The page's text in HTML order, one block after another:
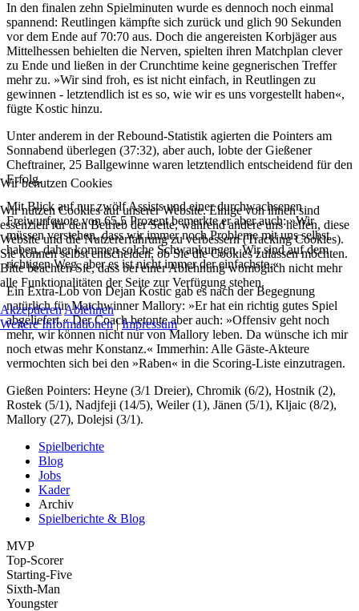
In den finalen zehn Spielminuten wurde es dennoch noch einmal
spannend: Reutlingen kämpfte sich zurück und glich 90 Sekunden
vor dem Ende auf 70:70 aus. Doch die angereisten Korbjäger aus
Mittelhessen behielten die Nerven, spielten ihren Matchplan clever
zu Ende und ließen in der Crunchtime keine gegnerischen Treffer
mehr zu. »Wir sind froh, es ist nicht einfach, in Reutlingen zu
gewinnen - letztendlich ist es so, wie wir es uns vorgestellt haben«,
fügte Kostic hinzu.
Unter anderem in der Rebound-Statistik agierten die Pointers am
Sonnabend überlegen (37:32), aber auch, lobte der Gießener
Cheftrainer, 25 Ballgewinne waren letztendlich entscheidend für den
Erfolg.
Mit Blick auf nur zwölf Assists und einer durchwachsenen
Freiwurfquote von 65,5 Prozent bemerkte er aber auch: »Wir
müssen verstehen, dass wir immer noch Probleme mit uns selbst
haben, daher kommen solche Schwankungen. Wir sind auf dem
richtigen Weg, aber es ist nicht immer der einfachste.«
Ein Extra-Lob von Dejan Kostic gab es nach der Begegnung
natürlich für Matchwinner Mallory: »Er hat ein richtig gutes Spiel
abgeliefert.« Der Coach betonte aber auch: »Offensiv geht noch
mehr, wir können nicht nur von Mallory leben. Da wünsche ich mir
noch etwas mehr Konstanz.« Immerhin: Alle Gäste-Akteure
vermochten sich bei den »Raben« in die Scoring-Liste einzutragen.
Gießen Pointers: Heyne (3/1 Dreier), Chromik (6/2), Hostnik (2),
Rostek (5/1), Nadjfeji (14/5), Weiler (1), Jänen (5/1), Kljaic (8/2),
Mallory (27), Dolejsi (3/1).
Spielberichte
Blog
Jobs
Kader
Archiv
Spielberichte & Blog
MVP
Top-Scorer
Starting-Five
Sixth-Man
Youngster
Wir benutzen Cookies
Wir nutzen Cookies auf unserer Website. Einige von ihnen sind
essenziell für den Betrieb der Seite, während andere uns helfen, diese
Website und die Nutzererfahrung zu verbessern (Tracking Cookies).
Sie können selbst entscheiden, ob Sie die Cookies zulassen möchten.
Bitte beachten Sie, dass bei einer Ablehnung womöglich nicht mehr
alle Funktionalitäten der Seite zur Verfügung stehen.
AkzeptierenAblehnen
Weitere Informationen|Impressum